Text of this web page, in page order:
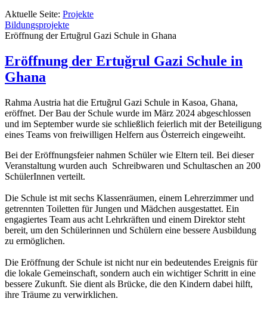
Aktuelle Seite: Projekte
Bildungsprojekte
Eröffnung der Ertuğrul Gazi Schule in Ghana
Eröffnung der Ertuğrul Gazi Schule in
Ghana
Rahma Austria hat die Ertuğrul Gazi Schule in Kasoa, Ghana,
eröffnet. Der Bau der Schule wurde im März 2024 abgeschlossen
und im September wurde sie schließlich feierlich mit der Beteiligung
eines Teams von freiwilligen Helfern aus Österreich eingeweiht.
Bei der Eröffnungsfeier nahmen Schüler wie Eltern teil. Bei dieser
Veranstaltung wurden auch Schreibwaren und Schultaschen an 200
SchülerInnen verteilt.
Die Schule ist mit sechs Klassenräumen, einem Lehrerzimmer und
getrennten Toiletten für Jungen und Mädchen ausgestattet. Ein
engagiertes Team aus acht Lehrkräften und einem Direktor steht
bereit, um den Schülerinnen und Schülern eine bessere Ausbildung
zu ermöglichen.
Die Eröffnung der Schule ist nicht nur ein bedeutendes Ereignis für
die lokale Gemeinschaft, sondern auch ein wichtiger Schritt in eine
bessere Zukunft. Sie dient als Brücke, die den Kindern dabei hilft,
ihre Träume zu verwirklichen.